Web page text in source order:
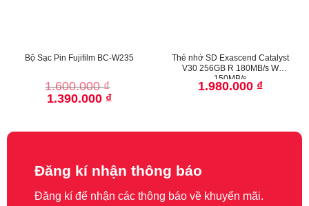
Bộ Sạc Pin Fujifilm BC-W235
1.600.000₫
Giá
gốc
1.390.000 ₫Giá
1.390.000 ₫.
Thẻ nhớ SD Exascend Catalyst
V30 256GB R 180MB/s W
150MB/s
1.980.000 ₫
Đăng kí nhận thông báo
Đăng kí để nhận các thông báo về khuyến mãi.